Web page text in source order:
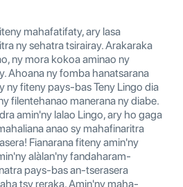
mahafatifaty, ary lasa
ny sehatra tsirairay. Arakaraka
ny mora kokoa aminao ny
Ahoana ny fomba hanatsarana
ny fiteny pays-bas Teny Lingo dia
filentehanao manerana ny diabe.
amin'ny lalao Lingo, ary ho gaga
anao sy mahafinaritra
Fianarana fiteny amin'ny
alàlan'ny fandaharam-
pays-bas an-tserasera
tsy reraka. Amin'ny maha-